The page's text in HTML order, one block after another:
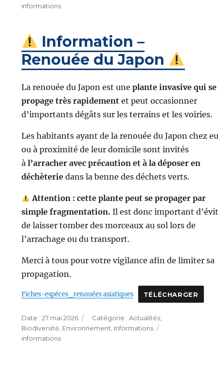
informations
Information –
Renouée du Japon
La renouée du Japon est une plante invasive qui se
propage très rapidementet peut occasionner
d’importants dégâts sur les terrains et les voiries.
Les habitants ayant de la renouée du Japon chez
ou à proximité de leur domicile sont invités
à l’arracher avec précaution et à la déposer en
déchèteriedans la benne des déchets verts.
Attention : cette plante peut se propager par
simple fragmentation. Il est donc important
de laisser tomber des morceaux au sol lors de
l’arrachage ou du transport.
Merci à tous pour votre vigilance afin de limiter sa
propagation.
Fiches-espèces_renouées asiatiques TÉLÉCHARGER
Publié
le
27 mai 2026 Catégories
Actualités,
Biodiversité, Environnement, Informations
informations